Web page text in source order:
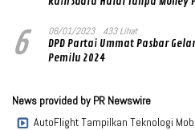
6 06/01/2023 433 Lihat
DPD Partai Ummat Pasbar
Pemilu 2024
News provided by PR Newswire
AutoFlight Tampilkan Teknologi